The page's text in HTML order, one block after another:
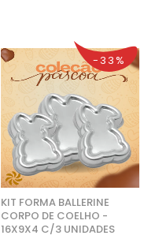
-33%
KIT FORMA BALLERINE
CORPO DE COELHO -
16X9X4 C/3 UNIDADES